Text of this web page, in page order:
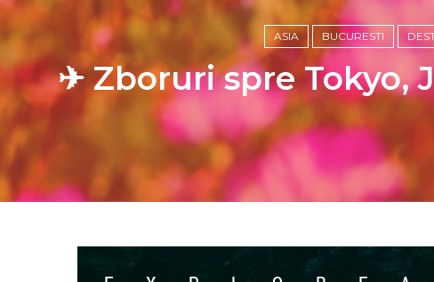
ASIA BUCURESTI
✈ Zboruri spre Tokyo,